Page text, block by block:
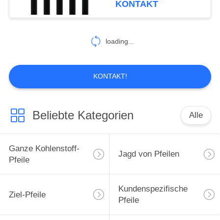
Pfeil-Katalog
2
Bogenzubehör
27
KONTAKT
loading...
KONTAKT!
Beliebte Kategorien Alle
Ganze Kohlenstoff-
Pfeile
Jagd von Pfeilen
Ziel-Pfeile
Kundenspezifische
Pfeile